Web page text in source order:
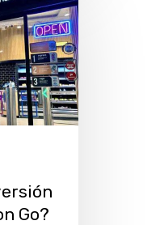
Go?